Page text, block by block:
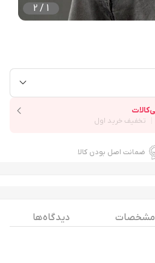
1
/
2
ضمانت اصل بودن کالا
مشخصات
دیدگاه ها